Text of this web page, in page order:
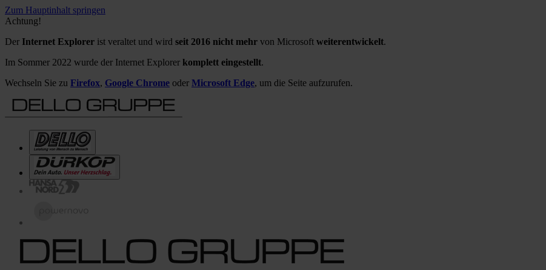
Zum Hauptinhalt springen
Achtung!
Der Internet Explorer ist veraltet und wird seit 2016 nicht mehr von Microsoft weiterentwickelt.
Im Sommer 2022 wurde der Internet Explorer komplett eingestellt.
Wechseln Sie zu Firefox, Google Chrome oder Microsoft Edge, um die Seite aufzurufen.